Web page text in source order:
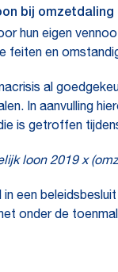
bij omzetdaling
hun eigen
feiten en
al
In aanvulling
is getroffen
loon 2019 x
een
onder de